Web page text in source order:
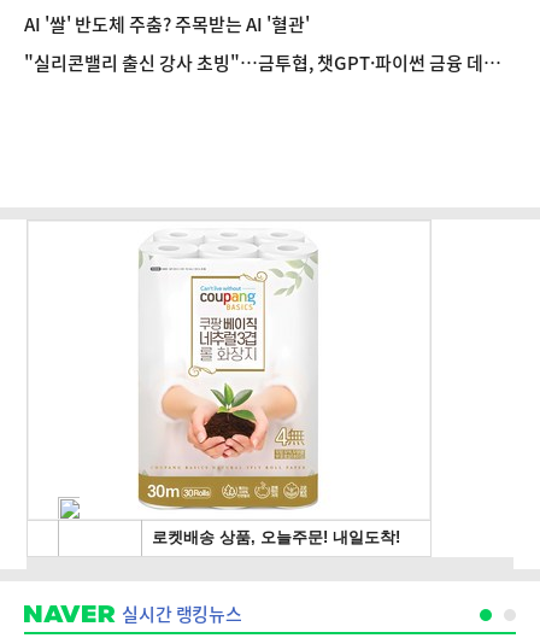
AI '쌀' 반도체 주춤? 주목받는 AI '혈관'
"실리콘밸리 출신 강사 초빙"…금투협, 챗GPT·파이썬 금융 데이
실시간 랭킹뉴스